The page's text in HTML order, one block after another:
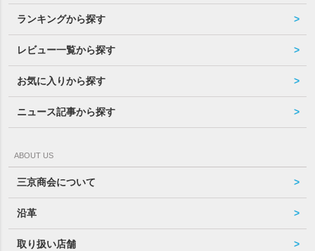
ランキングから探す
レビュー一覧から探す
お気に入りから探す
ニュース記事から探す
ABOUT US
三京商会について
沿革
取り扱い店舗